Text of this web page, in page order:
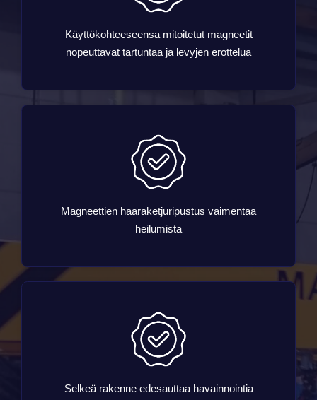
Käyttökohteeseensa mitoitetut magneetit
nopeuttavat tartuntaa ja levyjen erottelua
Magneettien haaraketjuripustus vaimentaa
heilumista
Selkeä rakenne edesauttaa havainnointia